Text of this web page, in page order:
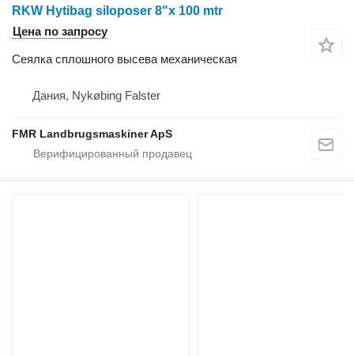
RKW Hytibag siloposer 8"x 100 mtr
Цена по запросу
Сеялка сплошного высева механическая
Дания, Nykøbing Falster
FMR Landbrugsmaskiner ApS